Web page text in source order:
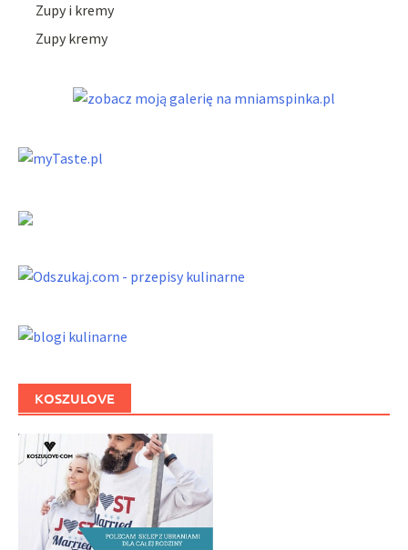
Zupy i kremy
Zupy kremy
KOSZULOVE